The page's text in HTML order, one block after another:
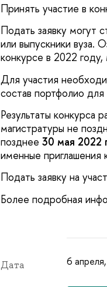
Принять участие в
Подать заявку могут
или выпускники вуза.
конкурсе в 2022
Для участия
состав портфолио
Результаты конкурса
магистратуры не
позднее 30 мая 2022
именные приглашения
Подать заявку на
Более подробная
Дата 6